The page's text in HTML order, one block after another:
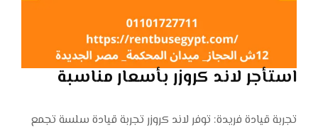
استأجر لاند كروزر بأسعار مناسبة
تجربة قيادة فريدة: توفر لاند كروزر تجربة قيادة سلسة تجمع